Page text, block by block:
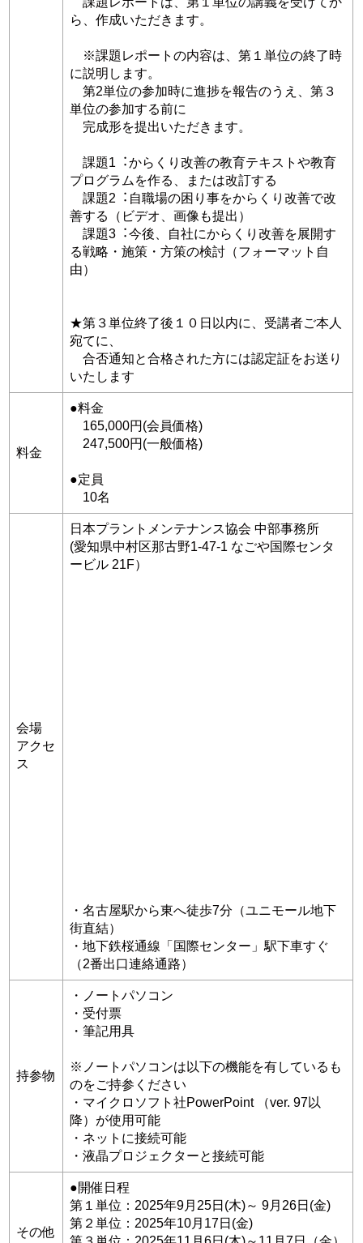
ら、作成いただきます。
※課題レポートの内容は、第１単位の終了時
に説明します。
第2単位の参加時に進捗を報告のうえ、第３
単位の参加する前に
完成形を提出いただきます。
課題1︓からくり改善の教育テキストや教育
プログラムを作る、または改訂する
課題2︓⾃職場の困り事をからくり改善で改
善する（ビデオ、画像も提出）
課題3︓今後、⾃社にからくり改善を展開す
る戦略・施策・⽅策の検討（フォーマット⾃
由）
★第３単位終了後１０⽇以内に、受講者ご本⼈
宛てに、
合否通知と合格された⽅には認定証をお送り
いたします
料金
●料金
165,000円(会員価格)
247,500円(一般価格)
●定員
10名
会場
アクセ
ス
日本プラントメンテナンス協会 中部事務所
(愛知県中村区那古野1-47-1 なごや国際センタ
ービル 21F）
・名古屋駅から東へ徒歩7分（ユニモール地下
街直結）
・地下鉄桜通線「国際センター」駅下車すぐ
（2番出口連絡通路）
持参物
・ノートパソコン
・受付票
・筆記用具
※ノートパソコンは以下の機能を有しているも
のをご持参ください
・マイクロソフト社PowerPoint （ver. 97以
降）が使用可能
・ネットに接続可能
・液晶プロジェクターと接続可能
その他
●開催日程
第１単位：2025年9月25日(木)～ 9月26日(金)
第２単位：2025年10月17日(金)